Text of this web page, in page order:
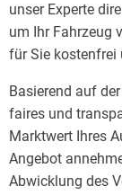
unser Experte
um Ihr Fahrzeug
für Sie kostenfrei
Basierend auf
faires und
Marktwert Ihres
Angebot
Abwicklung des